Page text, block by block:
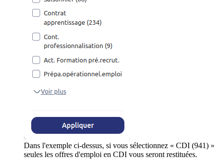
Dans l'exemple ci-dessus, si vous sélectionnez « CDI (941) »
seules les offres d'emploi en CDI vous seront restituées.